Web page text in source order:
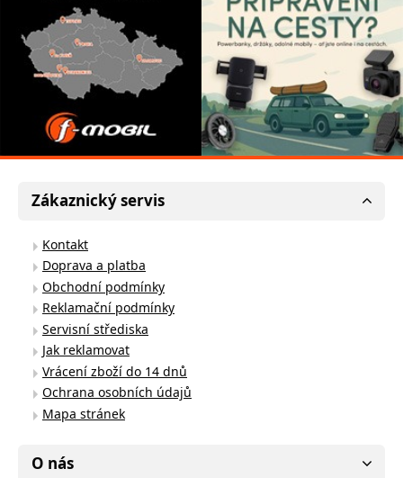
Zákaznický servis
Kontakt
Doprava a platba
Obchodní podmínky
Reklamační podmínky
Servisní střediska
Jak reklamovat
Vrácení zboží do 14 dnů
Ochrana osobních údajů
Mapa stránek
O nás